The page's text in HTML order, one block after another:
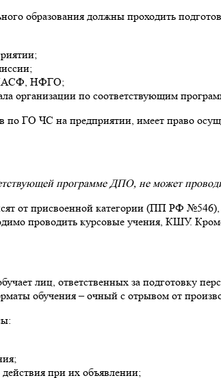
образования должны проходить
НАСФ, НФГО;
организации по соответствующим
ГО ЧС на предприятии, имеет право
программе ДПО, не может
от присвоенной категории (ПП РФ
проводить курсовые учения, КШУ.
лиц, ответственных за подготовку
обучения – очный с отрывом от
при их объявлении;